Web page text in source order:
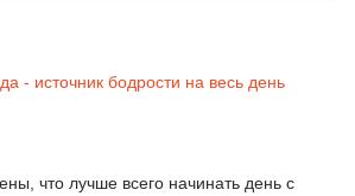
что лучше всего начинать день с